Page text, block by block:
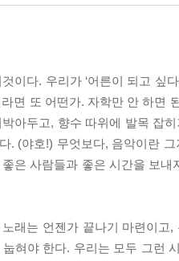
게 멀어 보이던 서른이 되어도
로콜리 너마저에서 시작해 가
놓인 차우진의 생각들이 참 좋
즈의 정서에 맞닿은 샤이니
탤지어에 대한 생각을 털어놓
음반이나 곡과의 연관은 밀
이다. 우리가 ‘어른이 되고 싶
면 또 어떤가. 자학만 안 하면
아두고, 향수 따위에 발목 잡
. (야호!) 무엇보다, 음악이란
은 사람들과 좋은 시간을 보
래는 언젠가 끝나기 마련이
혀야 한다. 우리는 모두 그런